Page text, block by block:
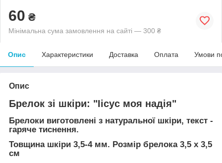
60 ₴
Мінімальна сума замовлення на сайті — 300 ₴
Опис Характеристики Доставка Оплата Умови
Опис
Брелок зі шкіри: "Іісус моя надія"
Брелоки виготовлені з натуральної шкіри, текст -
гаряче тиснення.
Товщина шкіри 3,5-4 мм. Розмір брелока 3,5 х 3,5
см